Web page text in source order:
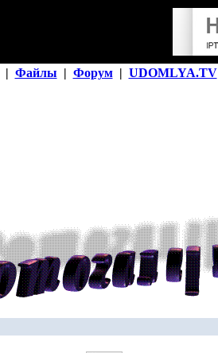
| Файлы | Форум | UDOMLYA.TV